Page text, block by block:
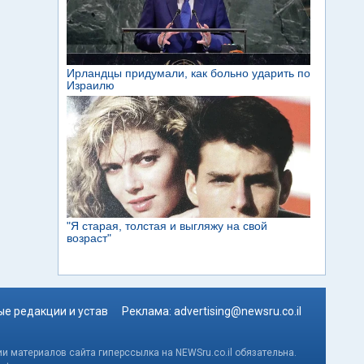
редакции и устав Реклама: advertising@newsru.co.il
сайта гиперссылка на NEWSru.co.il обязательна.